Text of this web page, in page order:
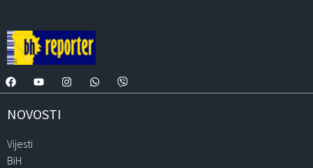
NOVOSTI
Vijesti
BiH